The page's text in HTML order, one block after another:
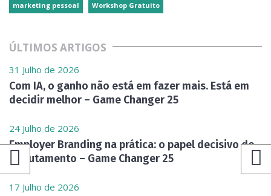
marketing pessoal Workshop Gratuito
ÚLTIMOS ARTIGOS
31 Julho de 2026
Com IA, o ganho não está em fazer mais. Está em
decidir melhor – Game Changer 25
24 Julho de 2026
Employer Branding na prática: o papel decisivo do
recrutamento – Game Changer 25
17 Julho de 2026